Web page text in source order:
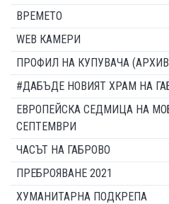
ВРЕМЕТО
WEB КАМЕРИ
ПРОФИЛ НА КУПУВАЧА
#ДАБЪДЕ НОВИЯТ ХРАМ НА
ЕВРОПЕЙСКА СЕДМИЦА НА
СЕПТЕМВРИ
ЧАСЪТ НА ГАБРОВО
ПРЕБРОЯВАНЕ 2021
ХУМАНИТАРНА ПОДКРЕПА